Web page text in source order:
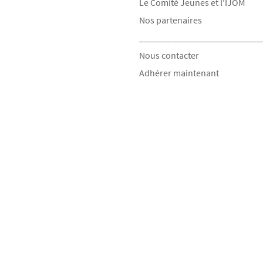
Le Comité Jeunes et l'IJOM
Nos partenaires
Nous contacter
Adhérer maintenant